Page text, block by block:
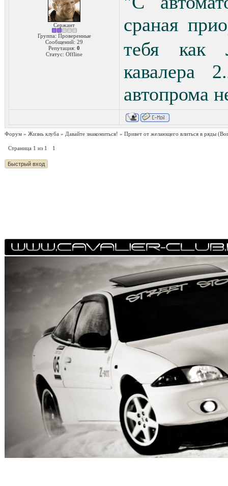
Сержант
Группа: Проверенные
Сообщений: 29
Репутация: 0
Статус: Offline
сраная
тебя как
кавалера
автопрома
Форум » Жизнь клуба » Давайте знакомиться! » Привет от желающего влиться в ряды
Страница 1 из 1 1